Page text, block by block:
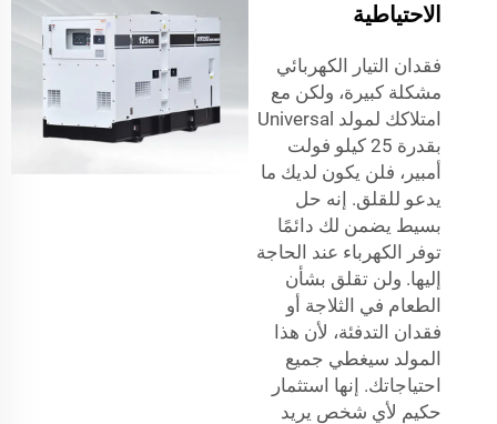
الاحتياطية
فقدان التيار الكهربائي
مشكلة كبيرة، ولكن مع
امتلاكك لمولد Universal
بقدرة 25 كيلو فولت
أمبير، فلن يكون لديك ما
يدعو للقلق. إنه حل
بسيط يضمن لك دائمًا
توفر الكهرباء عند الحاجة
إليها. ولن تقلق بشأن
الطعام في الثلاجة أو
فقدان التدفئة، لأن هذا
المولد سيغطي جميع
احتياجاتك. إنها استثمار
حكيم لأي شخص يريد